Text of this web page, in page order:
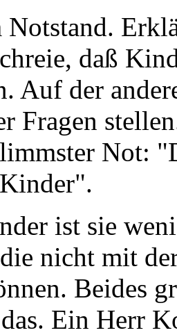
daß
Auf der
Fragen
Not:
ist sie
nicht mit
Beides
Ein Herr